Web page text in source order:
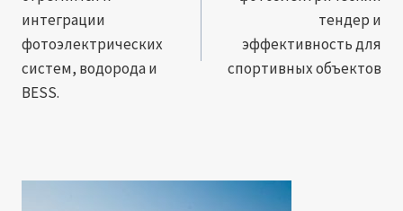
интеграции
фотоэлектрических
систем, водорода и
BESS.
тендер и
эффективность для
спортивных объектов